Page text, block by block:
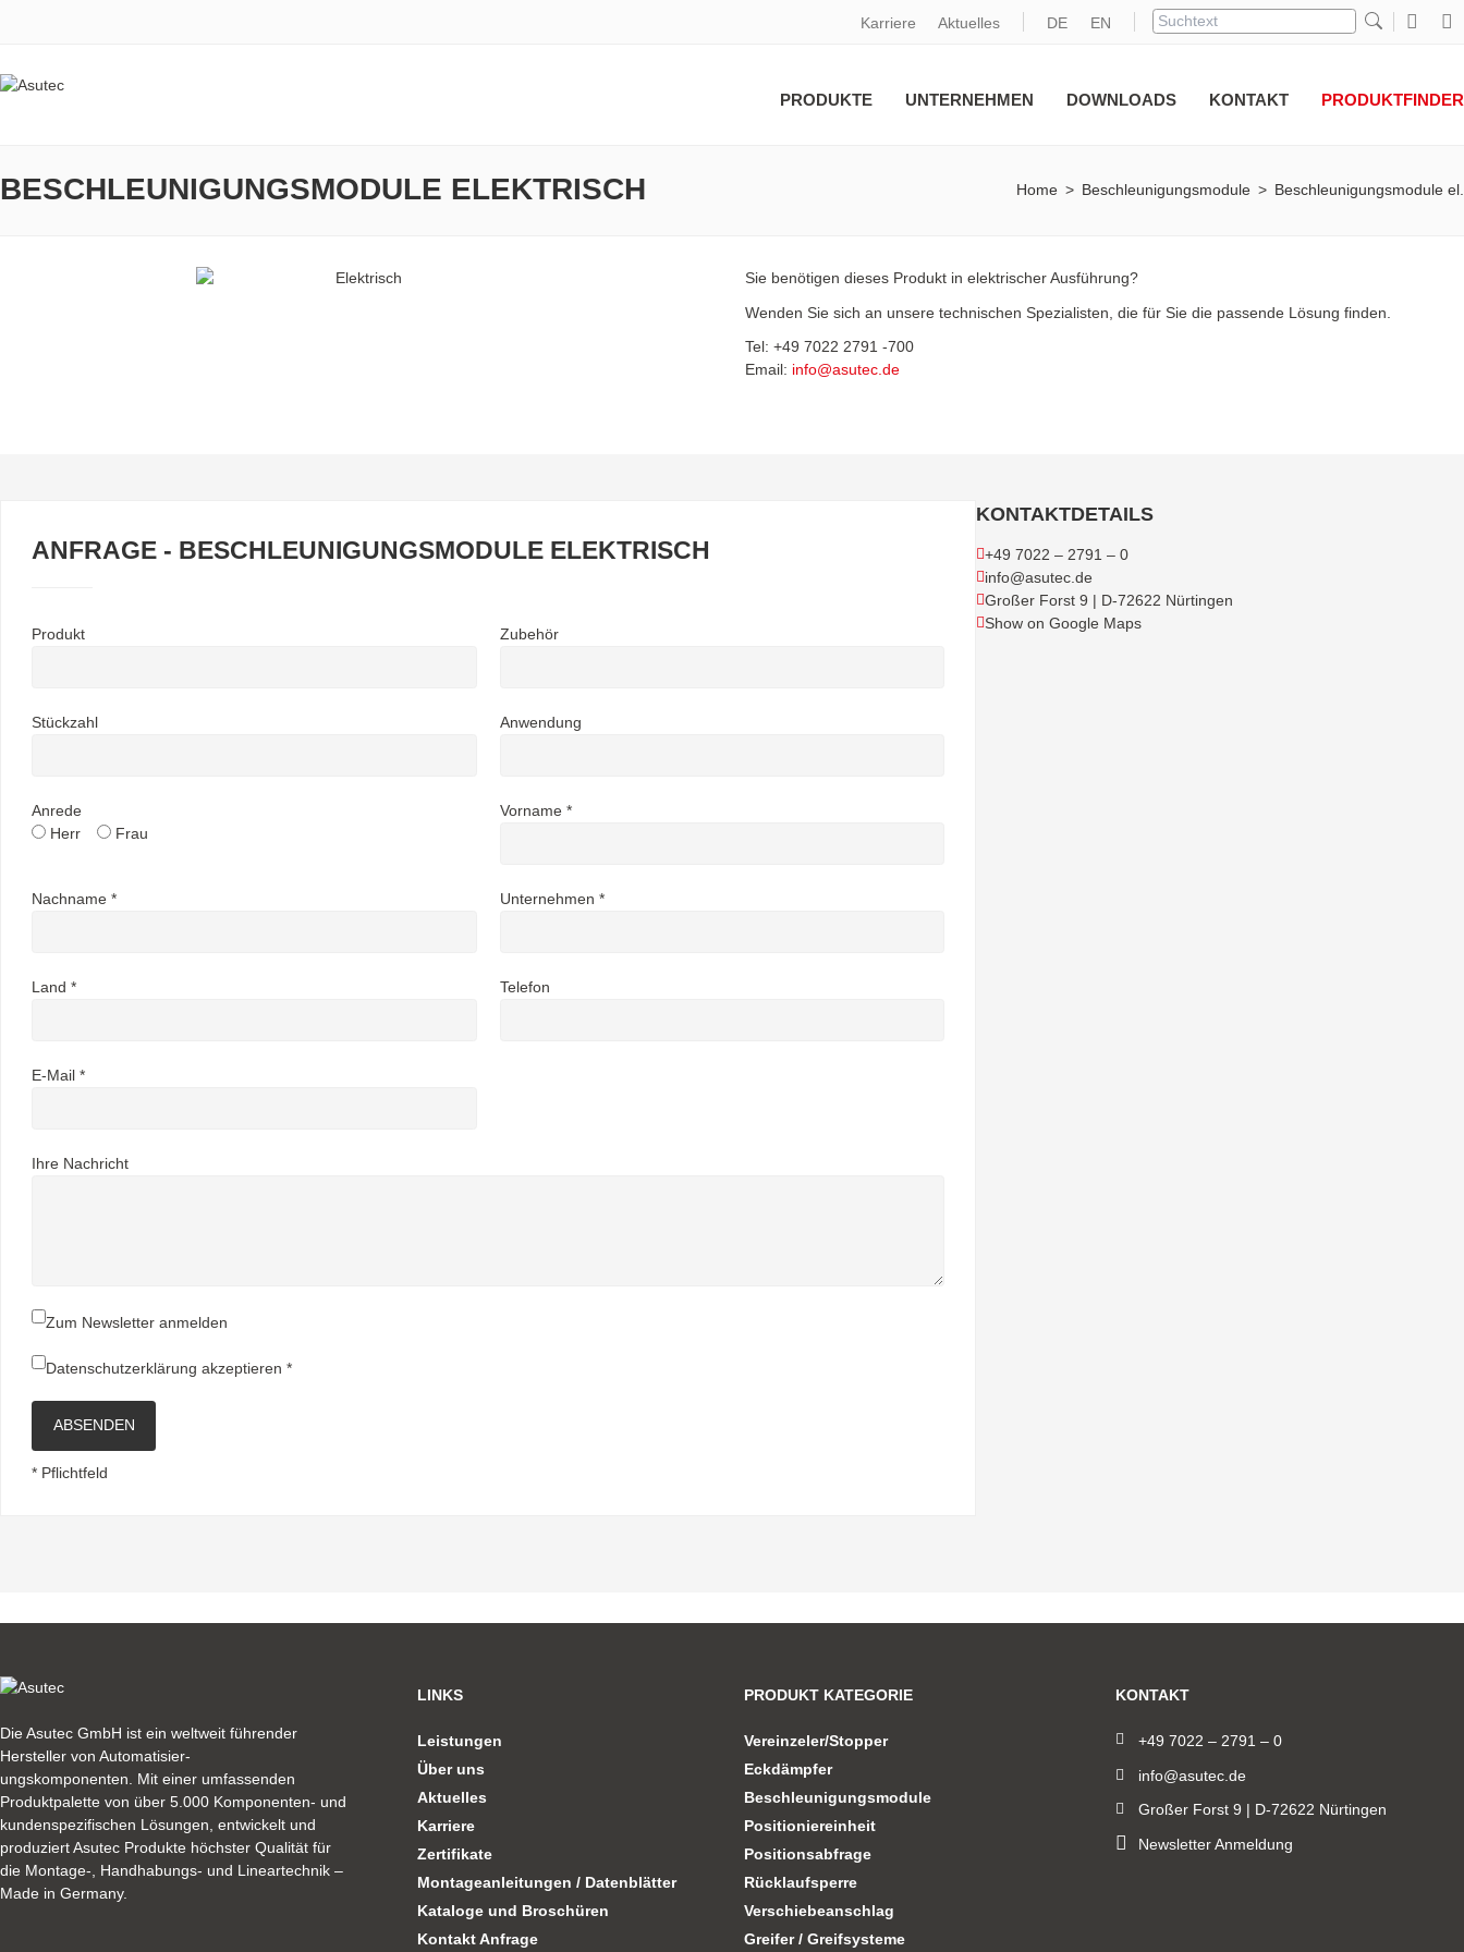
Karriere Aktuelles DE EN
PRODUKTE UNTERNEHMEN DOWNLOADS KONTAKT PRODUKTFINDER
BESCHLEUNIGUNGSMODULE ELEKTRISCH Home > Beschleunigungsmodule > Beschleunigungsmodule el.
Sie benötigen dieses Produkt in elektrischer Ausführung?
Wenden Sie sich an unsere technischen Spezialisten, die für Sie die passende Lösung finden.
Tel: +49 7022 2791 -700
Email: info@asutec.de
ANFRAGE - BESCHLEUNIGUNGSMODULE ELEKTRISCH
Produkt Zubehör
Stückzahl Anwendung
Anrede
Herr
Frau
Vorname *
Nachname * Unternehmen *
Land * Telefon
E-Mail *
Ihre Nachricht
Zum Newsletter anmelden
Datenschutzerklärung akzeptieren *
ABSENDEN
* Pflichtfeld
KONTAKTDETAILS
+49 7022 – 2791 – 0
info@asutec.de
Großer Forst 9 | D-72622 Nürtingen
Show on Google Maps
Die Asutec GmbH ist ein weltweit führender
Hersteller von Automatisier-
ungskomponenten. Mit einer umfassenden
Produktpalette von über 5.000 Komponenten- und
kundenspezifischen Lösungen, entwickelt und
produziert Asutec Produkte höchster Qualität für
die Montage-, Handhabungs- und Lineartechnik –
Made in Germany.
LINKS
Leistungen
Über uns
Aktuelles
Karriere
Zertifikate
Montageanleitungen / Datenblätter
Kataloge und Broschüren
Kontakt Anfrage
PRODUKT KATEGORIE
Vereinzeler/Stopper
Eckdämpfer
Beschleunigungsmodule
Positioniereinheit
Positionsabfrage
Rücklaufsperre
Verschiebeanschlag
Greifer / Greifsysteme
KONTAKT
+49 7022 – 2791 – 0
info@asutec.de
Großer Forst 9 | D-72622 Nürtingen
Newsletter Anmeldung